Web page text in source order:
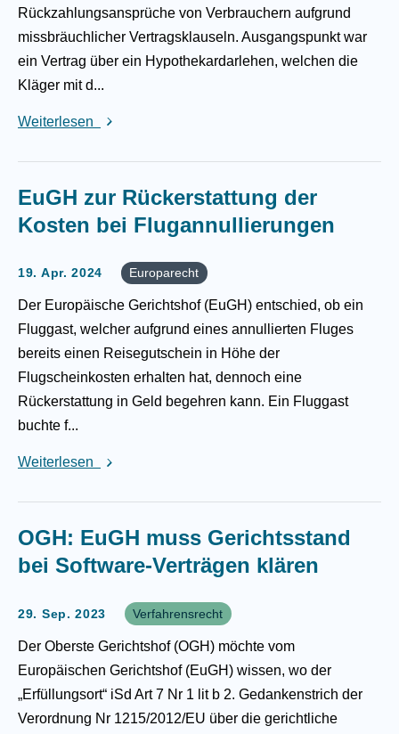
Rückzahlungsansprüche von Verbrauchern aufgrund
missbräuchlicher Vertragsklauseln. Ausgangspunkt war
ein Vertrag über ein Hypothekardarlehen, welchen die
Kläger mit d...
Weiterlesen
EuGH zur Rückerstattung der
Kosten bei Flugannullierungen
19. Apr. 2024 Europarecht
Der Europäische Gerichtshof (EuGH) entschied, ob ein
Fluggast, welcher aufgrund eines annullierten Fluges
bereits einen Reisegutschein in Höhe der
Flugscheinkosten erhalten hat, dennoch eine
Rückerstattung in Geld begehren kann. Ein Fluggast
buchte f...
Weiterlesen
OGH: EuGH muss Gerichtsstand
bei Software-Verträgen klären
29. Sep. 2023 Verfahrensrecht
Der Oberste Gerichtshof (OGH) möchte vom
Europäischen Gerichtshof (EuGH) wissen, wo der
„Erfüllungsort“ iSd Art 7 Nr 1 lit b 2. Gedankenstrich der
Verordnung Nr 1215/2012/EU über die gerichtliche